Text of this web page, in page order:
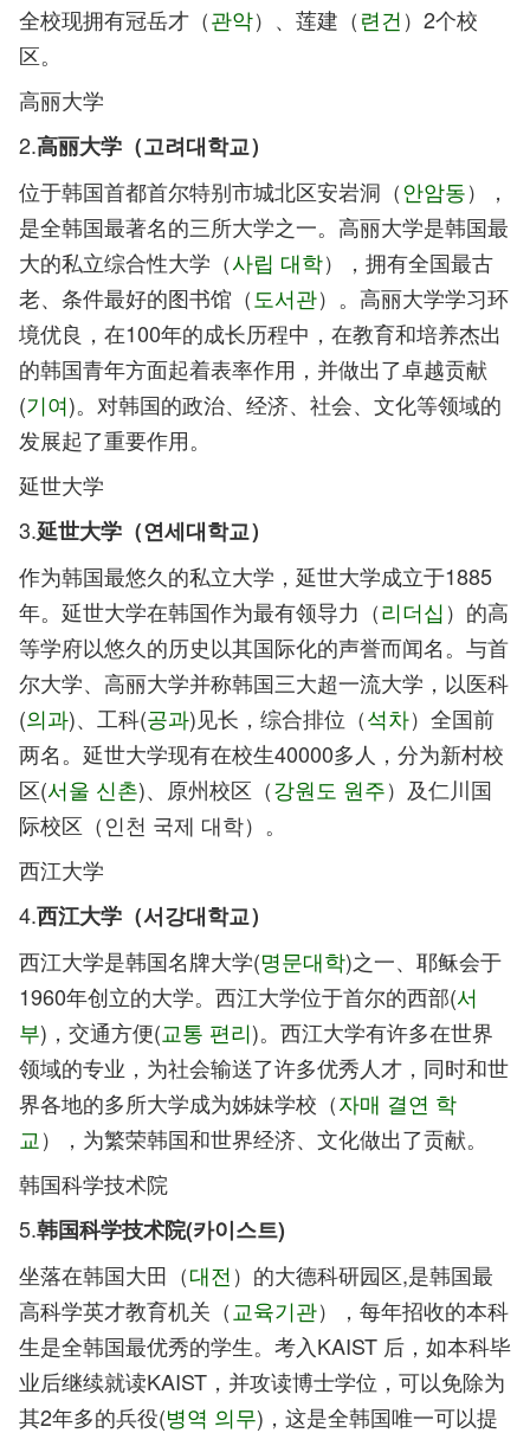
全校现拥有冠岳才（관악）、莲建（련건）2个校
区。
高丽大学
2.高丽大学（고려대학교）
位于韩国首都首尔特别市城北区安岩洞（안암동），
是全韩国最著名的三所大学之一。高丽大学是韩国最
大的私立综合性大学（사립 대학），拥有全国最古
老、条件最好的图书馆（ 도서관）。高丽大学学习环
境优良，在100年的成长历程中，在教育和培养杰出
的韩国青年方面起着表率作用，并做出了卓越贡献
(기여)。对韩国的政治、经济、社会、文化等领域的
发展起了重要作用。
延世大学
3.延世大学（연세대학교）
作为韩国最悠久的私立大学，延世大学成立于1885
年。延世大学在韩国作为最有领导力（리더십）的高
等学府以悠久的历史以其国际化的声誉而闻名。与首
尔大学、高丽大学并称韩国三大超一流大学，以医科
(의과)、工科(공과)见长，综合排位（석차）全国前
两名。延世大学现有在校生40000多人，分为新村校
区(서울 신촌)、原州校区（강원도 원주）及仁川国
际校区（인천 국제 대학）。
西江大学
4.西江大学（서강대학교）
西江大学是韩国名牌大学(명문대학)之一、耶稣会于
1960年创立的大学。西江大学位于首尔的西部(서
부)，交通方便(교통 편리)。西江大学有许多在世界
领域的专业，为社会输送了许多优秀人才，同时和世
界各地的多所大学成为姊妹学校（자매 결연 학
교 ），为繁荣韩国和世界经济、文化做出了贡献。
韩国科学技术院
5.韩国科学技术院(카이스트)
坐落在韩国大田（대전）的大德科研园区,是韩国最
高科学英才教育机关（교육기관），每年招收的本科
生是全韩国最优秀的学生。考入KAIST 后，如本科毕
业后继续就读KAIST，并攻读博士学位，可以免除为
其2年多的兵役(병역 의무)，这是全韩国唯一可以提